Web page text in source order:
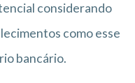
considerando
como esse
bancário.